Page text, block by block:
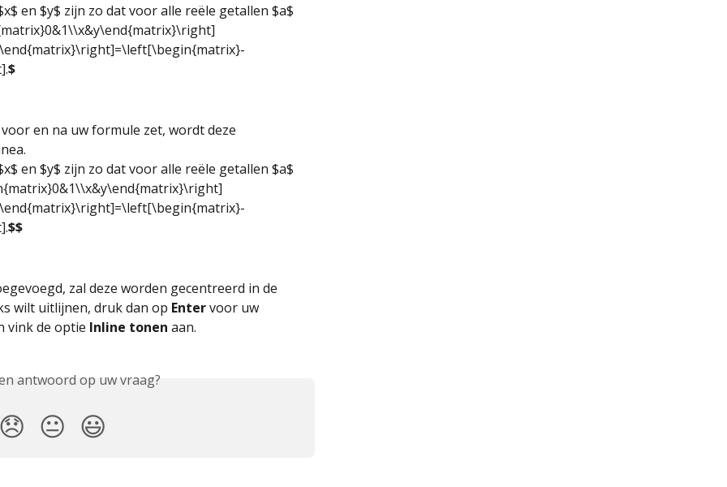
en $y$ zijn zo dat voor alle reële getallen $a$
$
en na uw formule zet, wordt deze
en $y$ zijn zo dat voor alle reële getallen $a$
$$
zal deze worden gecentreerd in de
wilt uitlijnen, druk dan op Enter voor uw
vink de optie Inline tonen aan.
antwoord op uw vraag?
😐 😃